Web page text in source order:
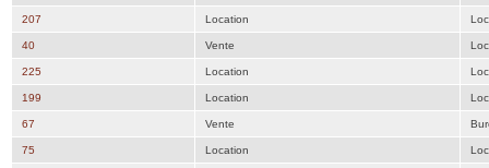
207 Location
40 Vente
225 Location
199 Location
67 Vente
75 Location